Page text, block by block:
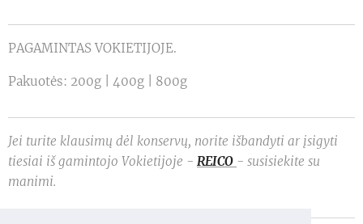
PAGAMINTAS VOKIETIJOJE.
Pakuotės: 200g | 400g | 800g
Jei turite klausimų dėl konservų, norite išbandyti ar įsigyti
tiesiai iš gamintojo Vokietijoje - REICO - susisiekite su
manimi.